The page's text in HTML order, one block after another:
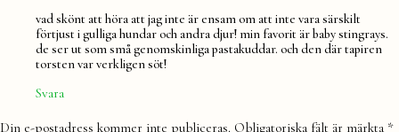
vad skönt att höra att jag inte är ensam om att inte vara särskilt
förtjust i gulliga hundar och andra djur! min favorit är baby stingrays.
de ser ut som små genomskinliga pastakuddar. och den där tapiren
torsten var verkligen söt!
Svara
Lämna
Din e-postadress kommer inte publiceras. Obligatoriska fält är märkta *